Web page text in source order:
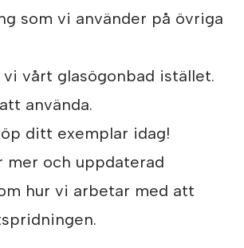
som vi använder på övriga
vi vårt glasögonbad istället.
använda.
ditt exemplar idag!
mer och uppdaterad
hur vi arbetar med att